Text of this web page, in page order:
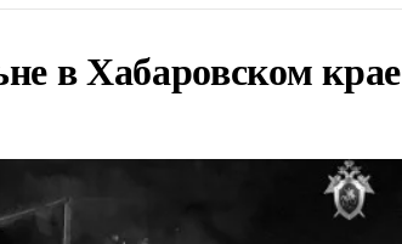
в Хабаровском крае